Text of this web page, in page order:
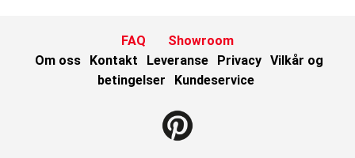
FAQ
Showroom
Om oss
Kontakt Leveranse Privacy Vilkår og
betingelser
Kundeservice